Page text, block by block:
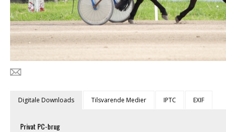
Digitale Downloads Tilsvarende Medier IPTC EXIF
Privat PC-brug